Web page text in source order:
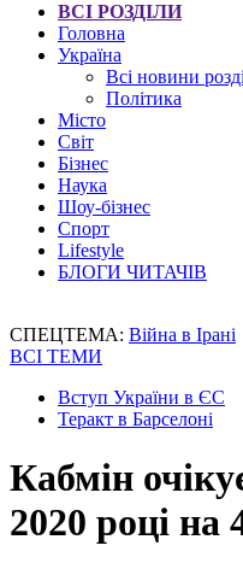
ВСІ РОЗДІЛИ
Головна
Україна
Всі новини
Політика
Місто
Світ
Бізнес
Наука
Шоу-бізнес
Спорт
Lifestyle
БЛОГИ ЧИТАЧІВ
СПЕЦТЕМА: Війна в Ірані
ВСІ ТЕМИ
Вступ України в ЄС
Теракт в Барселоні
Кабмін
2020 році на